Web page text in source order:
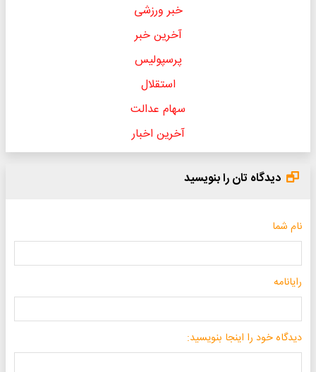
خبر ورزشی
آخرین خبر
پرسپولیس
استقلال
سهام عدالت
آخرین اخبار
دیدگاه تان را بنویسید
نام شما
رایانامه
دیدگاه خود را اینجا بنویسید: